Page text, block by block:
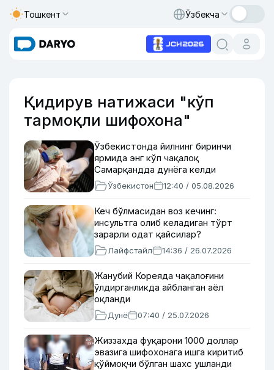
Тошкент Ўзбекча
Қидирув натижаси "кўп
тармоқли шифохона"
Ўзбекистонда йилнинг биринчи
ярмида энг кўп чақалоқ
Самарқандда дунёга келди
Ўзбекистон 12:40 / 05.08.2026
Кеч бўлмасидан воз кечинг:
инсультга олиб келадиган тўрт
зарарли одат қайсилар?
Лайфстайл 14:36 / 26.07.2026
Жанубий Кореяда чақалоғини
ўлдирганликда айбланган аёл
оқланди
Дунё 07:40 / 25.07.2026
Жиззахда фуқарони 1000 доллар
эвазига шифохонага ишга киритиб
қўймоқчи бўлган шахс ушланди